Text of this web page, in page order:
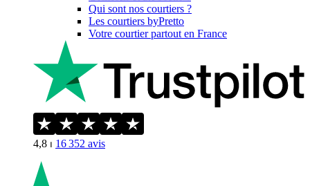
Qui sont nos courtiers ?
Les courtiers byPretto
Votre courtier partout en France
4,8 ⏐ 16 352 avis